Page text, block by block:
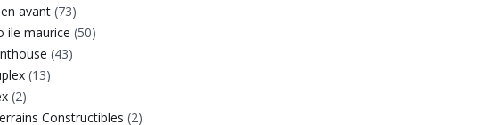
avant(73)
ile maurice (50)
(43)
(13)
(2)
Constructibles (2)